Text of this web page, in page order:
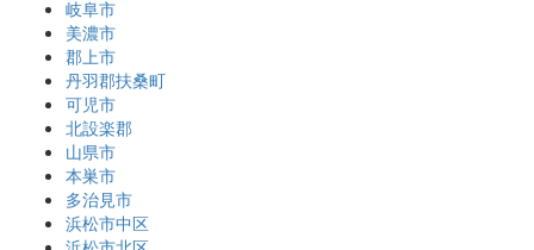
岐阜市
美濃市
郡上市
丹羽郡扶桑町
可児市
北設楽郡
山県市
本巣市
多治見市
浜松市中区